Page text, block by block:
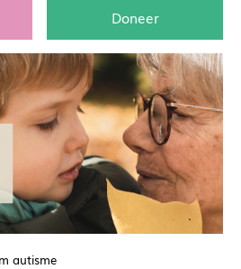
Doneer
autisme